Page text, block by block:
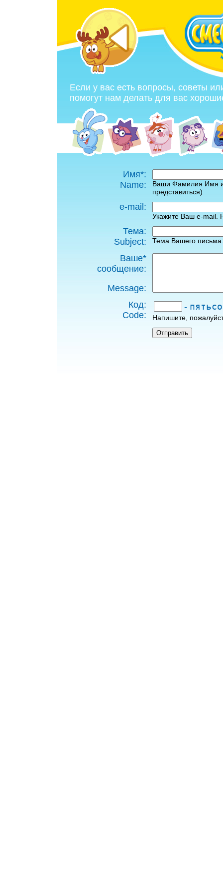
Если у вас есть вопросы, советы
помогут нам делать для вас
Имя*:
Name:
Ваши Фамилия Имя и
представиться)
e-mail:
Укажите Ваш e-mail.
Тема:
Subject:
Тема Вашего письма:
Ваше*
сообщение:
Message:
Код:
Code:
-
Напишите,